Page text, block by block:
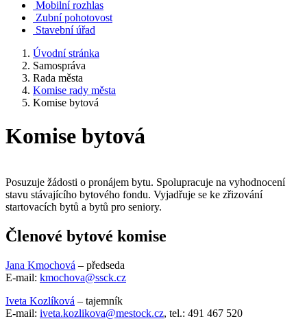
Mobilní rozhlas
Zubní pohotovost
Stavební úřad
Úvodní stránka
Samospráva
Rada města
Komise rady města
Komise bytová
Komise bytová
Posuzuje žádosti o pronájem bytu. Spolupracuje na vyhodnocení
stavu stávajícího bytového fondu. Vyjadřuje se ke zřizování
startovacích bytů a bytů pro seniory.
Členové bytové komise
Jana Kmochová – předseda
E-mail: kmochova@ssck.cz
Iveta Kozlíková – tajemník
E-mail: iveta.kozlikova@mestock.cz, tel.: 491 467 520